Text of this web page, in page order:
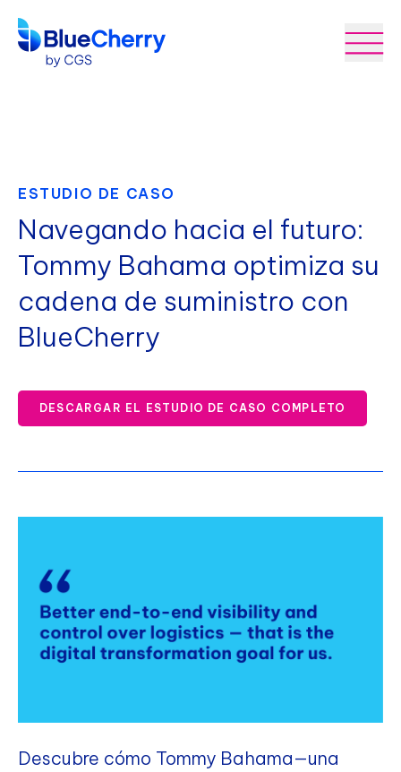
ESTUDIO DE CASO
Navegando hacia el futuro:
Tommy Bahama optimiza su
cadena de suministro con
BlueCherry
DESCARGAR EL ESTUDIO DE CASO COMPLETO
Descubre cómo Tommy Bahama—una